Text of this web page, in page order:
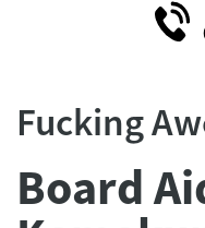
Fucking
Board